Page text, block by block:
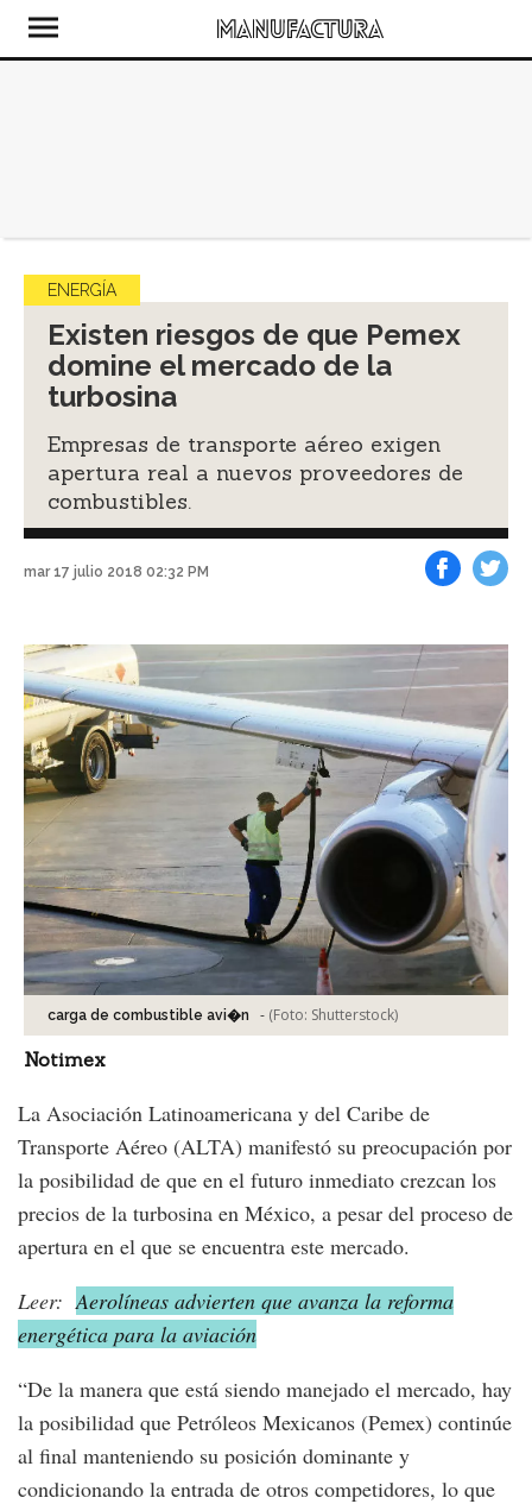
ENERGÍA
Existen riesgos de que Pemex
domine el mercado de la
turbosina
Empresas de transporte aéreo exigen
apertura real a nuevos proveedores de
combustibles.
mar 17 julio 2018 02:32 PM
carga de combustible avi�n - (Foto: Shutterstock)
Notimex
La Asociación Latinoamericana y del Caribe de
Transporte Aéreo (ALTA) manifestó su preocupación por
la posibilidad de que en el futuro inmediato crezcan los
precios de la turbosina en México, a pesar del proceso de
apertura en el que se encuentra este mercado.
Leer: Aerolíneas advierten que avanza la reforma
energética para la aviación
“De la manera que está siendo manejado el mercado, hay
la posibilidad que Petróleos Mexicanos (Pemex) continúe
al final manteniendo su posición dominante y
condicionando la entrada de otros competidores, lo que